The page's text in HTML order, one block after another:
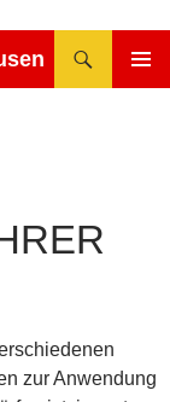
zur Anwendung